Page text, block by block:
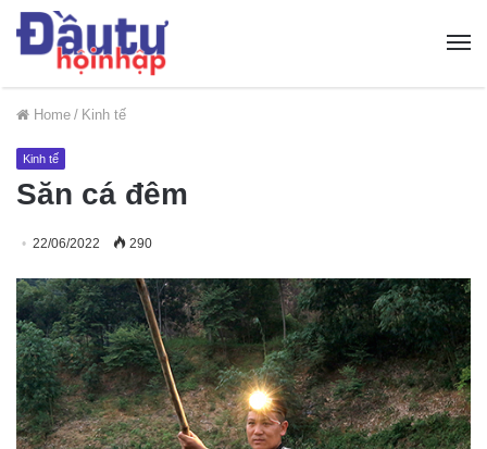
Home / Kinh tế
Kinh tế
Săn cá đêm
22/06/2022 290